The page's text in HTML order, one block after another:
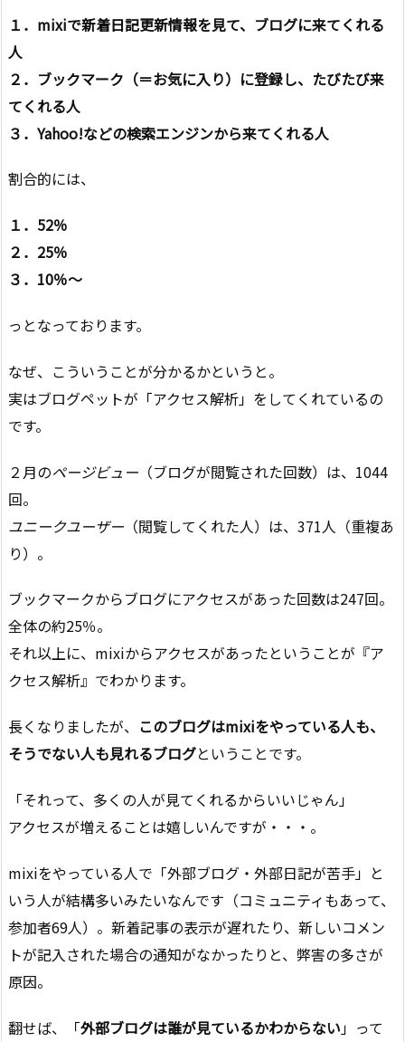
１．mixiで新着日記更新情報を見て、ブログに来てくれる
人
２．ブックマーク（＝お気に入り）に登録し、たびたび来
てくれる人
３．Yahoo!などの検索エンジンから来てくれる人
割合的には、
１．52％
２．25％
３．10％〜
っとなっております。
なぜ、こういうことが分かるかというと。
実はブログペットが「アクセス解析」をしてくれているの
です。
２月のページビュー （ブログが閲覧された回数）は、1044
回。
ユニークユーザー （閲覧してくれた人）は、371人（重複あ
り）。
ブックマークからブログにアクセスがあった回数は247回。
全体の約25％。
それ以上に、mixiからアクセスがあったということが『ア
クセス解析』でわかります。
長くなりましたが、 このブログはmixiをやっている人も、
そうでない人も見れるブログということです。
「それって、多くの人が見てくれるからいいじゃん」
アクセスが増えることは嬉しいんですが・・・。
mixiをやっている人で「外部ブログ・外部日記が苦手」と
いう人が結構多いみたいなんです（コミュニティもあって、
参加者69人）。新着記事の表示が遅れたり、新しいコメン
トが記入された場合の通知がなかったりと、弊害の多さが
原因。
翻せば、「外部ブログは誰が見ているかわからない 」って